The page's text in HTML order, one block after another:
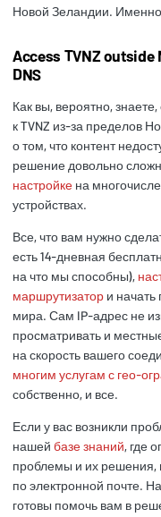
Новой Зеландии. Именно
Access TVNZ outside
DNS
Как вы, вероятно,
к TVNZ из-за пределов
о том, что контент
решение довольно
настройке на
устройствах.
Все, что вам нужно
есть 14-дневная
на что мы способны),
маршрутизатор и
мира. Сам IP-адрес не
просматривать и
на скорость вашего
многим услугам с гео-
собственно, и все.
Если у вас возникли
нашей базе знаний, где
проблемы и их решения,
по электронной почте.
готовы помочь вам в